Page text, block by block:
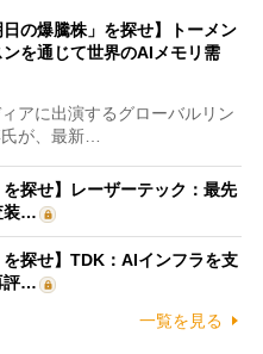
日の爆騰株」を探せ】トーメン
を通じて世界のAIメモリ需
アに出演するグローバルリン
氏が、最新…
探せ】レーザーテック：最先
装…
を探せ】TDK：AIインフラを支
評…
一覧を見る